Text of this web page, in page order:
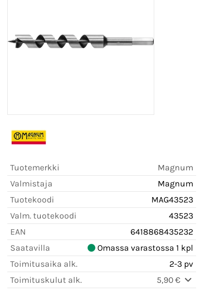
Tuotemerkki
Magnum
Valmistaja
Magnum
Tuotekoodi
MAG43523
Valm. tuotekoodi
43523
EAN
6418868435232
Saatavilla
Omassa varastossa 1 kpl
Toimitusaika alk.
2-3 pv
Toimituskulut alk.
5,90 €